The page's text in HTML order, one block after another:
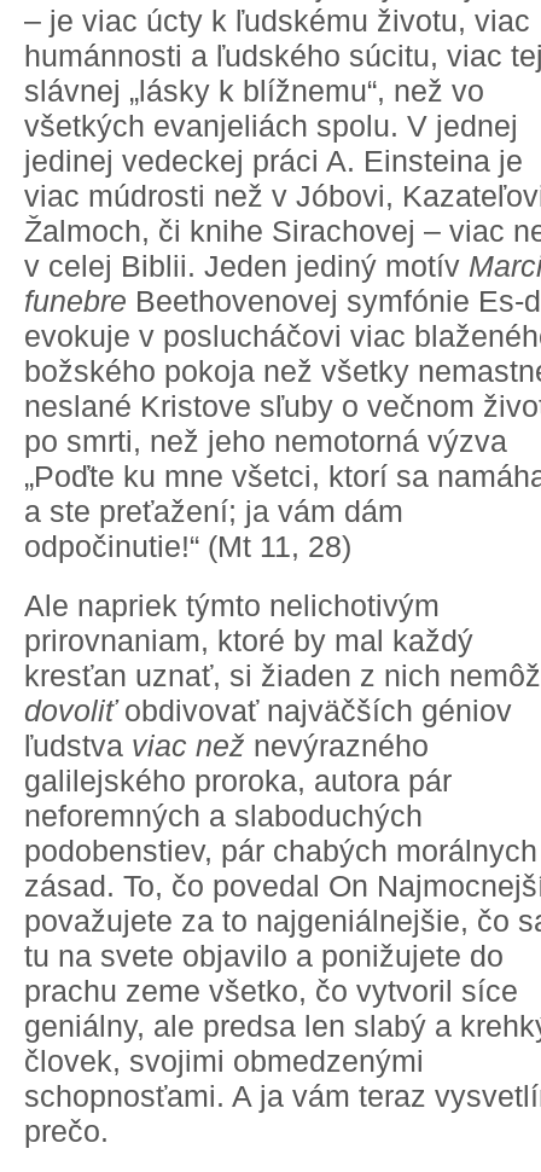
– je viac úcty k ľudskému životu, viac
humánnosti a ľudského súcitu, viac
slávnej „lásky k blížnemu“, než vo
všetkých evanjeliách spolu. V jednej
jedinej vedeckej práci A. Einsteina je
viac múdrosti než v Jóbovi,
Žalmoch, či knihe Sirachovej – viac
v celej Biblii. Jeden jediný motív
funebre Beethovenovej symfónie Es-
evokuje v poslucháčovi viac
božského pokoja než všetky
neslané Kristove sľuby o večnom
po smrti, než jeho nemotorná výzva
„Poďte ku mne všetci, ktorí sa
a ste preťažení; ja vám dám
odpočinutie!“ (Mt 11, 28)
Ale napriek týmto nelichotivým
prirovnaniam, ktoré by mal každý
kresťan uznať, si žiaden z nich
dovoliťobdivovať najväčších géniov
ľudstva viac než nevýrazného
galilejského proroka, autora pár
neforemných a slaboduchých
podobenstiev, pár chabých morálnych
zásad. To, čo povedal On
považujete za to najgeniálnejšie, čo
tu na svete objavilo a ponižujete do
prachu zeme všetko, čo vytvoril síce
geniálny, ale predsa len slabý a
človek, svojimi obmedzenými
schopnosťami. A ja vám teraz
prečo.